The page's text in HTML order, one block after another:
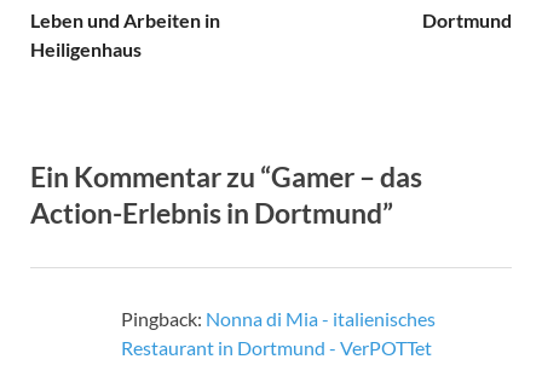
Leben und Arbeiten in
Heiligenhaus
Dortmund
Ein Kommentar zu “Gamer – das
Action-Erlebnis in Dortmund”
Pingback: Nonna di Mia - italienisches
Restaurant in Dortmund - VerPOTTet